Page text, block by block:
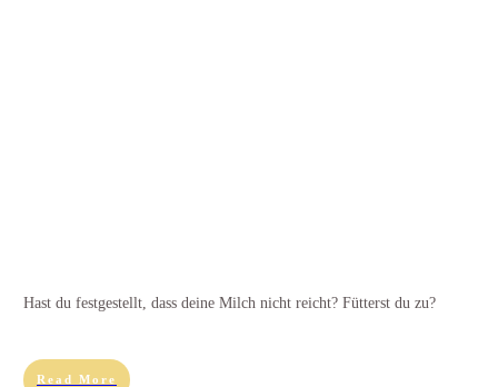
Hast du festgestellt, dass deine Milch nicht reicht? Fütterst du zu?
Read More